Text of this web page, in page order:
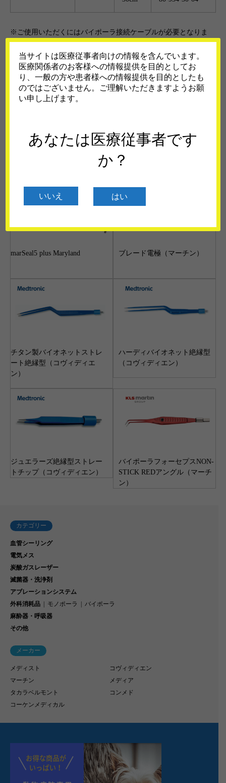
※ご使用いただくにはバイポーラ接続ケーブルが必要となりま
医療機器承認番号：223AGBZI00001000
marSeal5 plus Maryland ブレード電極（マーチン）
チタン製バイオネットストレ
ート絶縁型（コヴィディエ
ン）
ハーディバイオネット絶縁型
（コヴィディエン）
ジュエラーズ絶縁型ストレー
トチップ（コヴィディエン）
バイポーラフォーセプスNON-
STICK REDアングル（マーチ
ン）
カテゴリー
血管シーリング
電気メス
炭酸ガスレーザー
滅菌器・洗浄剤
アブレーションシステム
外科消耗品
モノポーラ
バイポーラ
麻酔器・呼吸器
その他
メーカー
メディスト
コヴィディエン
マーチン
メディア
タカラベルモント
コンメド
コーケンメディカル
当サイトは医療従事者向けの情報を含んでいます。
医療関係者のお客様への情報提供を目的としてお
り、一般の方や患者様への情報提供を目的としたも
のではございません。ご理解いただきますようお願
い申し上げます。
あなたは医療従事者です
か？
いいえ はい